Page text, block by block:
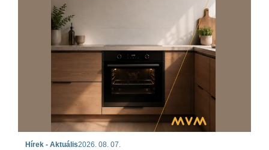
Hírek - Aktuális2026. 08. 07.